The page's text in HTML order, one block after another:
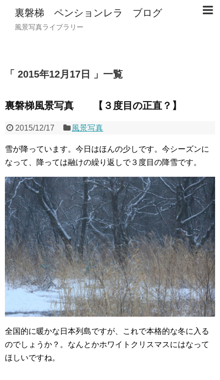
裏磐梯 ペンションレラ ブログ
風景写真ライブラリー
2015年12月17日 一覧
裏磐梯風景写真 【３度目の正直？】
2015/12/17 風景写真
雪が降っています。今日はほんの少しです。今シーズンに
なって、降っては融けの繰り返しで３度目の降雪です。
全国的に暖かな日本列島ですが、これで本格的な冬に入る
のでしょうか？。なんとかホワイトクリスマスにはなって
ほしいですね。